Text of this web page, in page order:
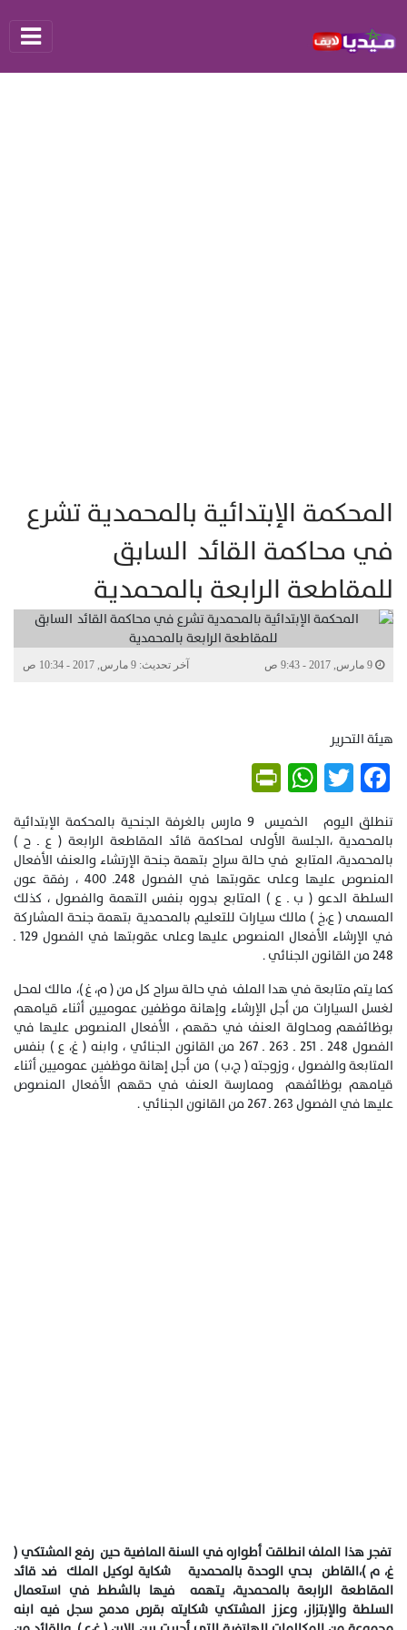
المحكمة الإبتدائية بالمحمدية تشرع
في محاكمة القائد السابق
للمقاطعة الرابعة بالمحمدية
آخر تحديث: 9 مارس, 2017 - 10:34 ص
هيئة التحرير
Facebook
Twitter
WhatsApp
تنطلق اليوم الخميس 9 مارس بالغرفة الجنحية بالمحكمة الإبتدائية
بالمحمدية ،الجلسة الأولى لمحاكمة قائد المقاطعة الرابعة ( ع ـ ح )
بالمحمدية، المتابع في حالة سراح بتهمة جنحة الإرتشاء والعنف الأفعال
المنصوص عليها وعلى عقوبتها في الفصول 248ـ 400 ، رفقة عون
السلطة الدعو ( ب ـ ع ) المتابع بدوره بنفس التهمة والفصول ، كذلك
المسمى ( ع،خ ) مالك سيارات للتعليم بالمحمدية بتهمة جنحة المشاركة
في الإرشاء الأفعال المنصوص عليها وعلى عقوبتها في الفصول 129 ـ
248 من القانون الجنائي .
كما يتم متابعة في هدا الملف في حالة سراح كل من ( م، غ )، مالك لمحل
لغسل السيارات من أجل الإرشاء وإهانة موظفين عموميين أثناء قيامهم
بوظائفهم ومحاولة العنف في حقهم ، الأفعال المنصوص عليها في
الفصول 248 ـ 251 ـ 263 ـ 267 من القانون الجنائي ، وابنه ( غ، ع ) بنفس
المتابعة والفصول ، وزوجته ( ج،ب ) من أجل إهانة موظفين عموميين أثناء
قيامهم بوظائفهم وممارسة العنف في حقهم الأفعال المنصوص
عليها في الفصول 263 ـ 267 من القانون الجنائي .
تفجر هذا الملف انطلقت أطواره في السنة الماضية حين رفع المشتكي (
غ، م )،القاطن بحي الوحدة بالمحمدية شكاية لوكيل الملك ضد قائد
المقاطعة الرابعة بالمحمدية، يتهمه فيها بالشطط في استعمال
السلطة والإبتزاز، وعزز المشتكي شكايته بقرص مدمج سجل فيه ابنه